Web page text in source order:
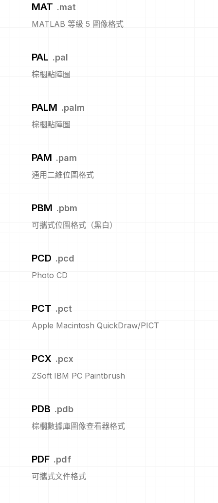
MAT .mat
MATLAB 等級 5 圖像格式
PAL .pal
棕櫚點陣圖
PALM .palm
棕櫚點陣圖
PAM .pam
通用二維位圖格式
PBM .pbm
可攜式位圖格式（黑白）
PCD .pcd
Photo CD
PCT .pct
Apple Macintosh QuickDraw/PICT
PCX .pcx
ZSoft IBM PC Paintbrush
PDB .pdb
棕櫚數據庫圖像查看器格式
PDF .pdf
可攜式文件格式